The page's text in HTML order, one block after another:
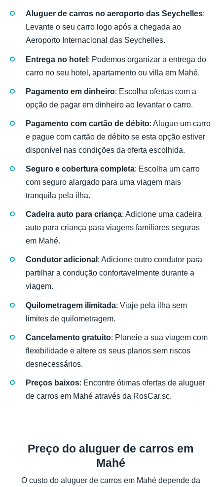
Aluguer de carros no aeroporto das Seychelles:
Levante o seu carro logo após a chegada ao
Aeroporto Internacional das Seychelles.
Entrega no hotel : Podemos organizar a entrega do
carro no seu hotel, apartamento ou villa em Mahé.
Pagamento em dinheiro: Escolha ofertas com a
opção de pagar em dinheiro ao levantar o carro.
Pagamento com cartão de débito: Alugue um carro
e pague com cartão de débito se esta opção estiver
disponível nas condições da oferta escolhida.
Seguro e cobertura completa: Escolha um carro
com seguro alargado para uma viagem mais
tranquila pela ilha.
Cadeira auto para criança: Adicione uma cadeira
auto para criança para viagens familiares seguras
em Mahé.
Condutor adicional : Adicione outro condutor para
partilhar a condução confortavelmente durante a
viagem.
Quilometragem ilimitada: Viaje pela ilha sem
limites de quilometragem.
Cancelamento gratuito: Planeie a sua viagem com
flexibilidade e altere os seus planos sem riscos
desnecessários.
Preços baixos: Encontre ótimas ofertas de aluguer
de carros em Mahé através da RosCar.sc.
Preço do aluguer de carros em
Mahé
O custo do aluguer de carros em Mahé depende da